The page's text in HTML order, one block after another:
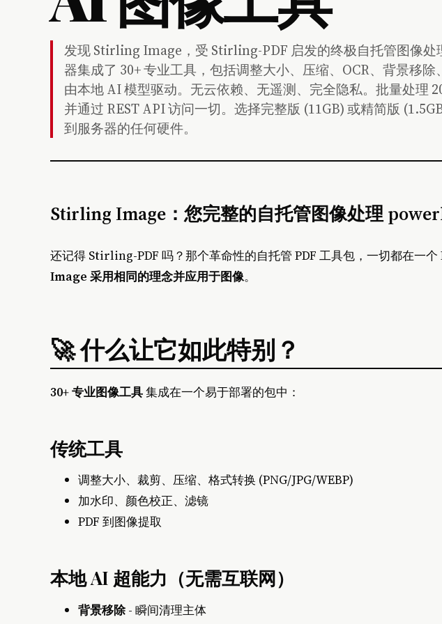
发现 Stirling Image，受 Stirling-PDF 启发的终极自托管图像处
器集成了 30+ 专业工具，包括调整大小、压缩、OCR、背景移
由本地 AI 模型驱动。无云依赖、无遥测、完全隐私。批量处理
并通过 REST API 访问一切。选择完整版 (11GB) 或精简版
到服务器的任何硬件。
Stirling Image：您完整的自托管图像处理
还记得 Stirling-PDF 吗？那个革命性的自托管 PDF 工具包，一切都在一
Image 采用相同的理念并应用于图像。
🚀 什么让它如此特别？
30+ 专业图像工具集成在一个易于部署的包中：
传统工具
调整大小、裁剪、压缩、格式转换 (PNG/JPG/WEBP)
加水印、颜色校正、滤镜
PDF 到图像提取
本地 AI 超能力（无需互联网）
背景移除 - 瞬间清理主体